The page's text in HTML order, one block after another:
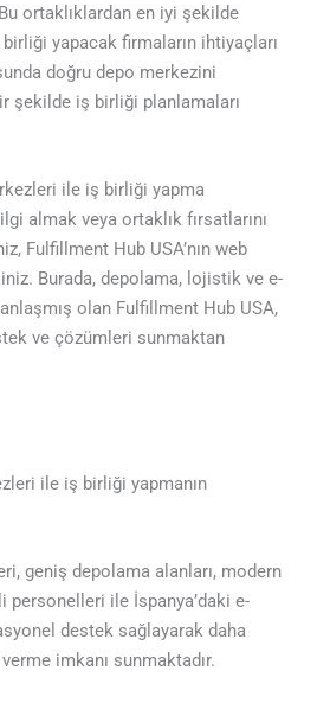
ortaklıklardan en iyi şekilde
yapacak firmaların ihtiyaçları
doğru depo merkezini
şekilde iş birliği planlamaları
ile iş birliği yapma
almak veya ortaklık fırsatlarını
Fulfillment Hub USA’nın web
Burada, depolama, lojistik ve e-
olan Fulfillment Hub USA,
ve çözümleri sunmaktan
ile iş birliği yapmanın
geniş depolama alanları, modern
ile İspanya’daki e-
destek sağlayarak daha
imkanı sunmaktadır.